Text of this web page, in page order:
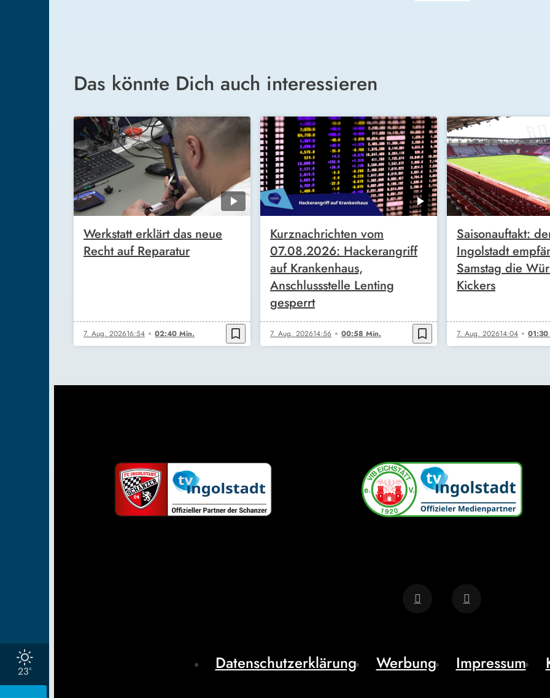
23°
Das könnte Dich auch interessieren
Werkstatt erklärt das neue
Recht auf Reparatur
7. Aug. 202616:54 02:40 Min. bookmark_border
Kurznachrichten vom
07.08.2026: Hackerangriff
auf Krankenhaus,
Anschlussstelle Lenting
gesperrt
7. Aug. 202614:56 00:58 Min. bookmark_border
Saisonauftakt:
Ingolstadt
Samstag die
Kickers
7. Aug. 202614:04 01:30
Datenschutzerklärung Werbung Impressum